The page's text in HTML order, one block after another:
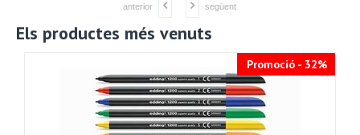
anterior següent
Els productes més venuts
Promoció - 32%